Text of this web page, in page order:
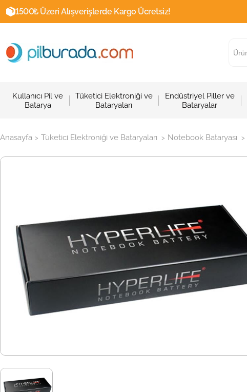
1500₺ Üzeri Alışverişlerde Kargo Ücretsiz!
Kullanıcı Pil ve
Batarya
Tüketici Elektroniği ve
Bataryaları
Endüstriyel Piller ve
Bataryalar
Anasayfa > Tüketici Elektroniği ve Bataryaları > Notebook Bataryası >